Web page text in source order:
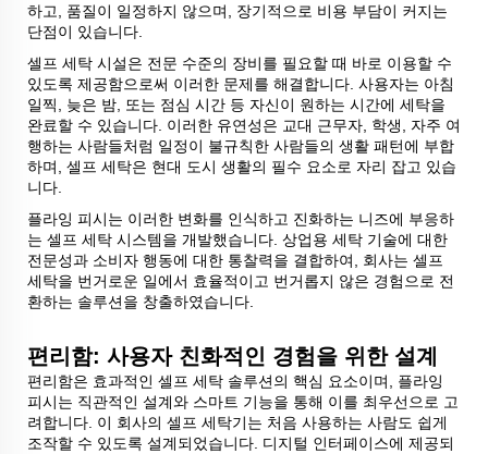
하고, 품질이 일정하지 않으며, 장기적으로 비용 부담이 커지는
단점이 있습니다.
셀프 세탁 시설은 전문 수준의 장비를 필요할 때 바로 이용할 수
있도록 제공함으로써 이러한 문제를 해결합니다. 사용자는 아침
일찍, 늦은 밤, 또는 점심 시간 등 자신이 원하는 시간에 세탁을
완료할 수 있습니다. 이러한 유연성은 교대 근무자, 학생, 자주 여
행하는 사람들처럼 일정이 불규칙한 사람들의 생활 패턴에 부합
하며, 셀프 세탁은 현대 도시 생활의 필수 요소로 자리 잡고 있습
니다.
플라잉 피시는 이러한 변화를 인식하고 진화하는 니즈에 부응하
는 셀프 세탁 시스템을 개발했습니다. 상업용 세탁 기술에 대한
전문성과 소비자 행동에 대한 통찰력을 결합하여, 회사는 셀프
세탁을 번거로운 일에서 효율적이고 번거롭지 않은 경험으로 전
환하는 솔루션을 창출하였습니다.
편리함: 사용자 친화적인 경험을 위한 설계
편리함은 효과적인 셀프 세탁 솔루션의 핵심 요소이며, 플라잉
피시는 직관적인 설계와 스마트 기능을 통해 이를 최우선으로 고
려합니다. 이 회사의 셀프 세탁기는 처음 사용하는 사람도 쉽게
조작할 수 있도록 설계되었습니다. 디지털 인터페이스에 제공되